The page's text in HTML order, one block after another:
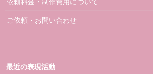
依頼料金・制作費用について
ご依頼・お問い合わせ
最近の表現活動